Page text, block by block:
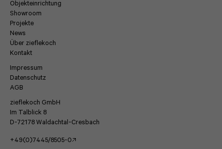
Objekteinrichtung
Showroom
Projekte
News
Über zieflekoch
Kontakt
Impressum
Datenschutz
AGB
zieflekoch GmbH
Im Talblick 8
D-72178 Waldachtal-Cresbach
+49(0)7445/8505-0